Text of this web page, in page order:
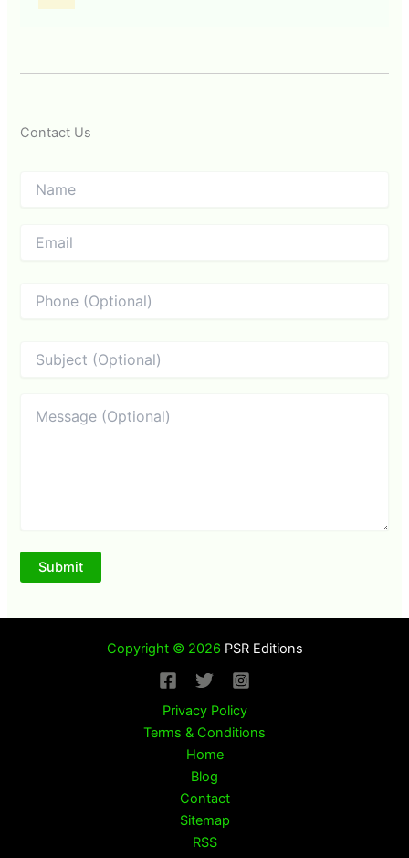
Contact Us
Copyright © 2026 PSR Editions
Privacy Policy
Terms & Conditions
Home
Blog
Contact
Sitemap
RSS